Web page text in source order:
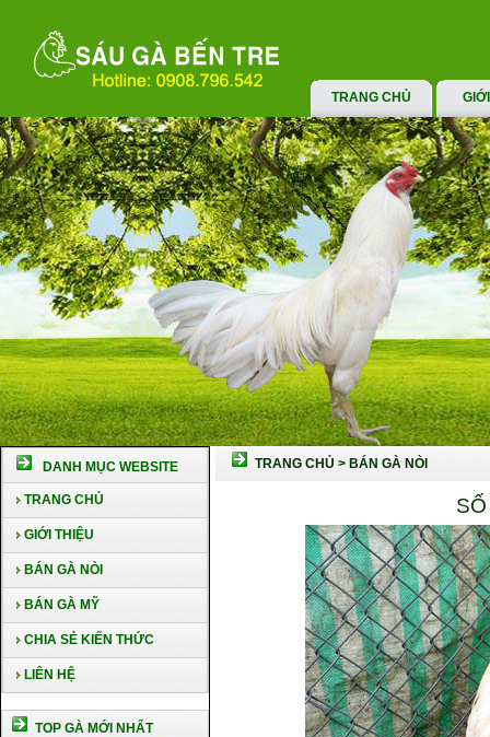
TRANG CHỦ
DANH MỤC WEBSITE
TRANG CHỦ
GIỚI THIỆU
BÁN GÀ NÒI
BÁN GÀ MỸ
CHIA SẺ KIẾN THỨC
LIÊN HỆ
TOP GÀ MỚI NHẤT
TRANG CHỦ > BÁN GÀ NÒI